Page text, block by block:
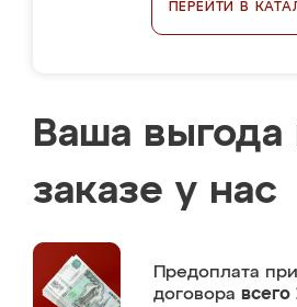
ПЕРЕЙТИ В
Ваша выгода
заказе у нас
Предоплата
договора всего